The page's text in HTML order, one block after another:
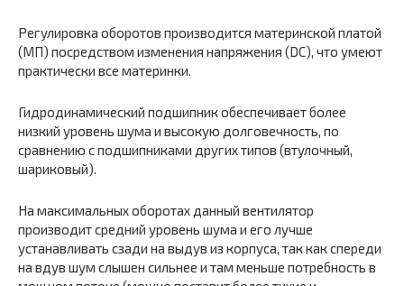
Регулировка оборотов производится материнской платой
(МП) посредством изменения напряжения (DC), что умеют
практически все материнки.
Гидродинамический подшипник обеспечивает более
низкий уровень шума и высокую долговечность, по
сравнению с подшипниками других типов (втулочный,
шариковый).
На максимальных оборотах данный вентилятор
производит средний уровень шума и его лучше
устанавливать сзади на выдув из корпуса, так как спереди
на вдув шум слышен сильнее и там меньше потребность в